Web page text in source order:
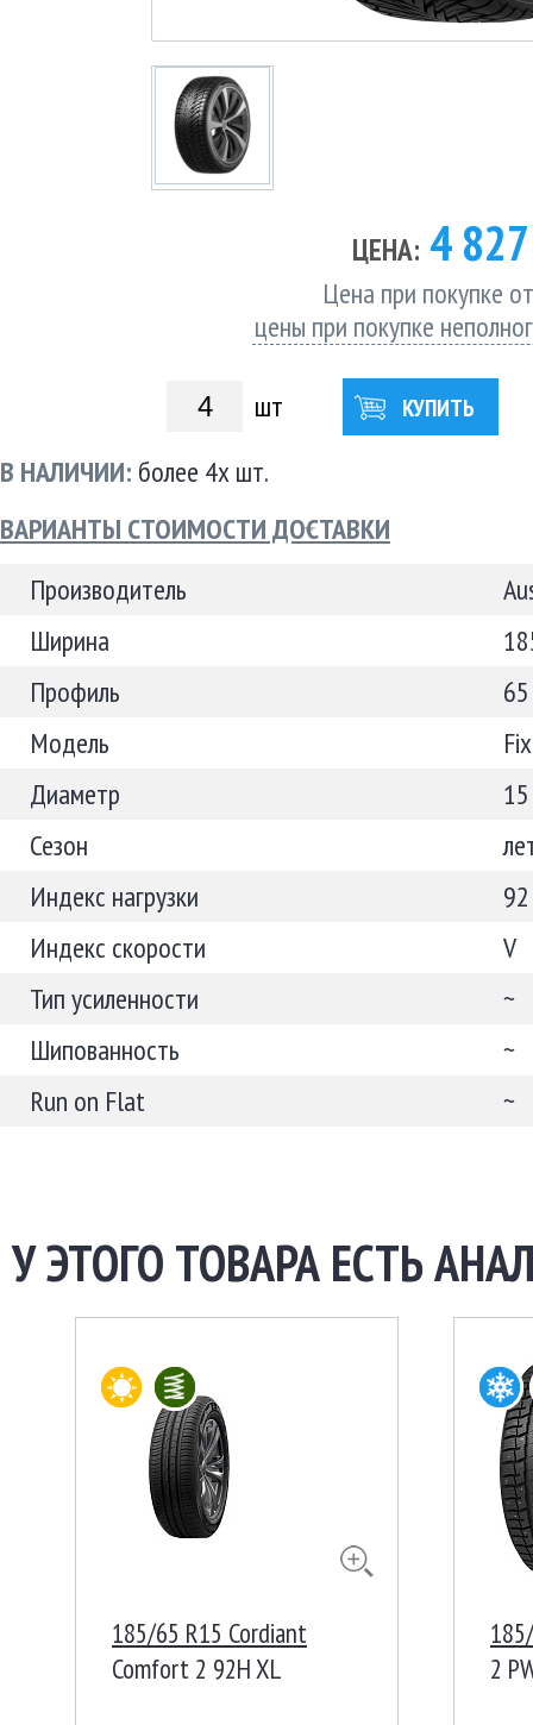
ЦЕНА: 4
Цена при покупке
цены при покупке
шт КУПИТЬ
В НАЛИЧИИ: более 4х шт.
ВАРИАНТЫ СТОИМОСТИ ДОСТАВКИ
Производитель
Ширина
Профиль
65
Модель
Диаметр
15
Сезон
Индекс нагрузки
92
Индекс скорости
V
Тип усиленности
~
Шипованность
~
Run on Flat
~
У ЭТОГО ТОВАРА ЕСТЬ
185/65 R15 Cordiant
Comfort 2 92H XL
2